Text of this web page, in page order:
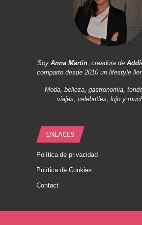
Soy Anna Martin, creadora de
comparto desde 2010 un lifestyle
Moda, belleza, gastronomia,
viajes, celebrities, lujo y
ENLACES
Política de privacidad
Política de Cookies
Contact